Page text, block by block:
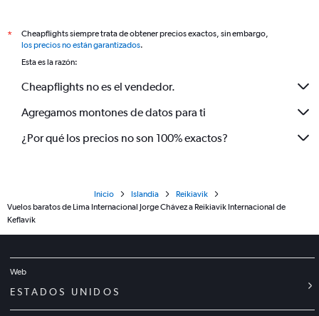
*
Cheapflights siempre trata de obtener precios exactos, sin embargo,
los precios no están garantizados.
Esta es la razón:
Cheapflights no es el vendedor.
Agregamos montones de datos para ti
¿Por qué los precios no son 100% exactos?
Inicio Islandia
Reikiavik
Vuelos baratos de Lima Internacional Jorge Chávez a Reikiavik Internacional de
Keflavík
Web
ESTADOS UNIDOS